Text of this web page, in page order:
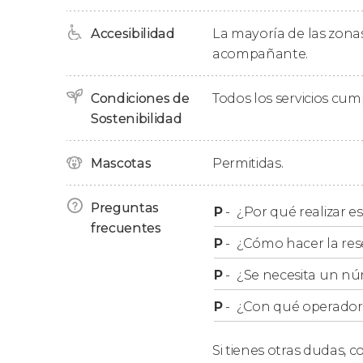
de esta iglesia nos dirigiremos a la
no la veáis no creeréis sus medidas!
Pasando junto a otros destacados
Ecaterinao elBastión de los Tejedores,
otro icónico edificio histórico de la urbe: la
definitivamente conoceremos algunas
poco a poco va anocheciendo.
Sin embargo, volvemos a reiterar que nada
perfectamente que las huellas vampíricas
Accesibilidad
La mayoría de las
acompañante.
Condiciones de
Sostenibilidad
Todos los servicios
Mascotas Permitidas.
Preguntas
frecuentes
P- ¿Por qué realizar
P- ¿Cómo hacer la
P- ¿Se necesita un
P- ¿Con qué
Si tienes otras dudas,